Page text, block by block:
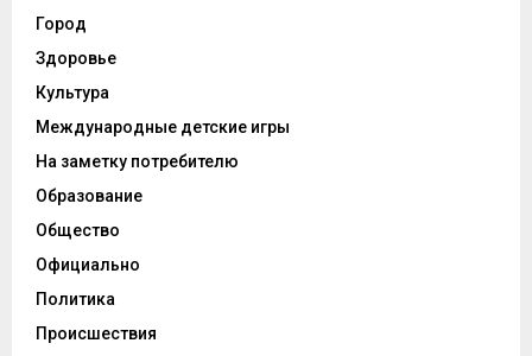
Город
Здоровье
Культура
Международные детские игры
На заметку потребителю
Образование
Общество
Официально
Политика
Происшествия